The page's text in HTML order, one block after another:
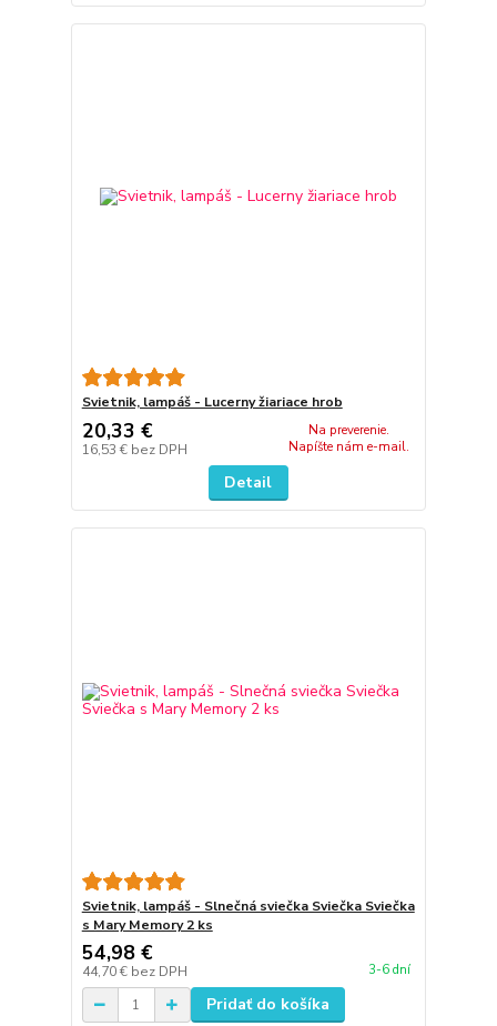
Svietnik, lampáš - Lucerny žiariace hrob
20,33 €
16,53 € bez DPH
Na preverenie.
Napíšte nám e-mail.
Detail
Svietnik, lampáš - Slnečná sviečka Sviečka Sviečka
s Mary Memory 2 ks
54,98 €
44,70 € bez DPH 3-6 dní
Pridať do košíka